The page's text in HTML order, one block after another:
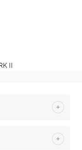
II